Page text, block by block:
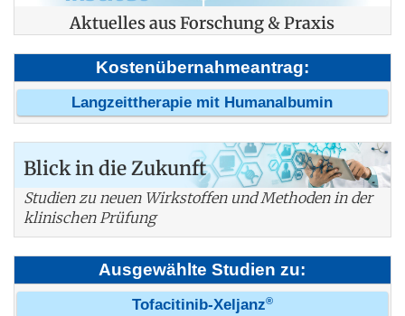
Aktuelles aus Forschung & Praxis
Kostenübernahmeantrag:
Langzeittherapie mit Humanalbumin
Blick in die Zukunft
Studien zu neuen Wirkstoffen und Methoden in der
klinischen Prüfung
Ausgewählte Studien zu:
Tofacitinib-Xeljanz®